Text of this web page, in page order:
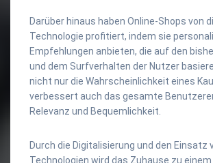
Darüber hinaus haben Online-Shops von
Technologie profitiert, indem sie
Empfehlungen anbieten, die auf den
und dem Surfverhalten der Nutzer
nicht nur die Wahrscheinlichkeit eines
verbessert auch das gesamte
Relevanz und Bequemlichkeit.
Durch die Digitalisierung und den Einsatz
Technologien wird das Zuhause zu